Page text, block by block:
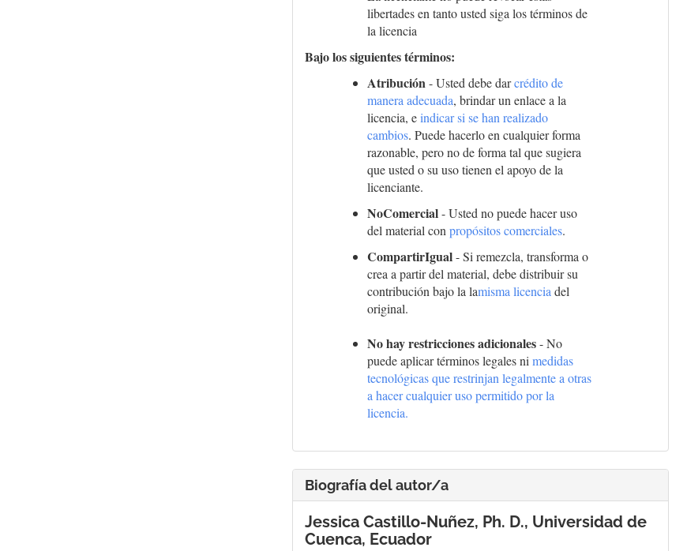
libertades en tanto usted siga los términos de
la licencia
Bajo los siguientes términos:
Atribución- Usted debe darcrédito de
manera adecuada, brindar un enlace a la
licencia, eindicar si se han realizado
cambios. Puede hacerlo en cualquier forma
razonable, pero no de forma tal que sugiera
que usted o su uso tienen el apoyo de la
licenciante.
NoComercial- Usted no puede hacer uso
del material conpropósitos comerciales.
CompartirIgual- Si remezcla, transforma o
crea a partir del material, debe distribuir su
contribución bajo la lamisma licencia del
original.
No hay restricciones adicionales- No
puede aplicar términos legales nimedidas
tecnológicas que restrinjan legalmente a otras
a hacer cualquier uso permitido por la
licencia.
Biografía del autor/a
Jessica Castillo-Nuñez, Ph. D., Universidad de
Cuenca, Ecuador